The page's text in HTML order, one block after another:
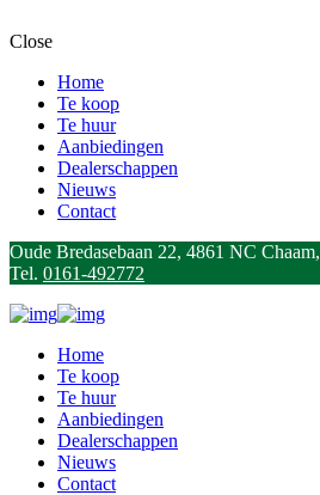
Close
Home
Te koop
Te huur
Aanbiedingen
Dealerschappen
Nieuws
Contact
Oude Bredasebaan 22, 4861 NC Chaam,
Tel. 0161-492772
Home
Te koop
Te huur
Aanbiedingen
Dealerschappen
Nieuws
Contact